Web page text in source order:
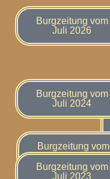
Burgzeitung vom
Juli 2026
Burgzeitung vom
Juli 2024
Burgzeitung vom
Juli 2025
Burgzeitung vom
Juli 2023